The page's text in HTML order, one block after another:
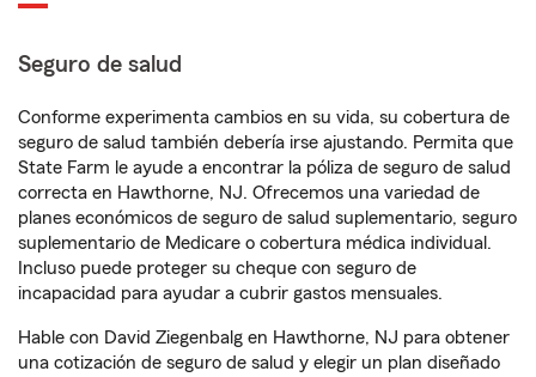
Seguro de salud
Conforme experimenta cambios en su vida, su cobertura de
seguro de salud también debería irse ajustando. Permita que
State Farm le ayude a encontrar la póliza de seguro de salud
correcta en Hawthorne, NJ. Ofrecemos una variedad de
planes económicos de seguro de salud suplementario, seguro
suplementario de Medicare o cobertura médica individual.
Incluso puede proteger su cheque con seguro de
incapacidad para ayudar a cubrir gastos mensuales.
Hable con David Ziegenbalg en Hawthorne, NJ para obtener
una cotización de seguro de salud y elegir un plan diseñado